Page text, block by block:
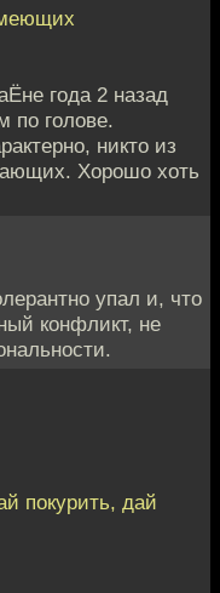
года 2 назад
по голове.
никто из
Хорошо хоть
упал и, что
конфликт, не
покурить, дай